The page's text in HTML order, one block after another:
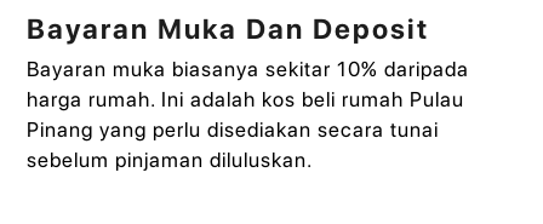
Bayaran Muka Dan Deposit
Bayaran muka biasanya sekitar 10% daripada
harga rumah. Ini adalah kos beli rumah Pulau
Pinang yang perlu disediakan secara tunai
sebelum pinjaman diluluskan.